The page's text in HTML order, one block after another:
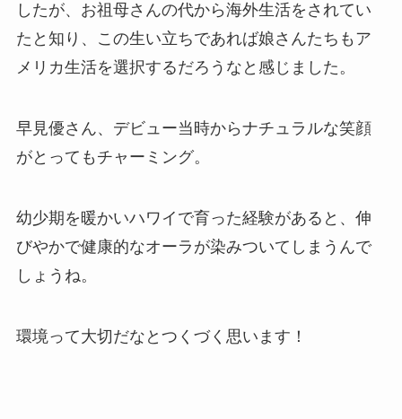
したが、お祖母さんの代から海外生活をされてい
たと知り、この生い立ちであれば娘さんたちもア
メリカ生活を選択するだろうなと感じました。
早見優さん、デビュー当時からナチュラルな笑顔
がとってもチャーミング。
幼少期を暖かいハワイで育った経験があると、伸
びやかで健康的なオーラが染みついてしまうんで
しょうね。
環境って大切だなとつくづく思います！